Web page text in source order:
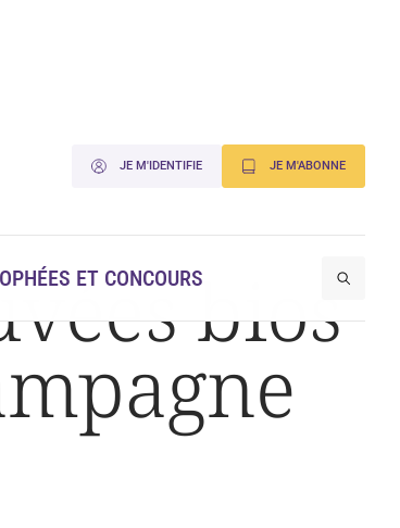
JE M'IDENTIFIE JE M'ABONNE
ET CONCOURSbios